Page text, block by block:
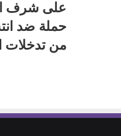
على شرف
حملة ضد
من تدخلات